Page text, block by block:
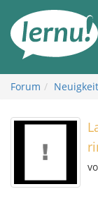
Inhalt
Forum